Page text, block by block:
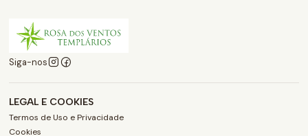
Siga-nos
LEGAL E COOKIES
Termos de Uso e Privacidade
Cookies